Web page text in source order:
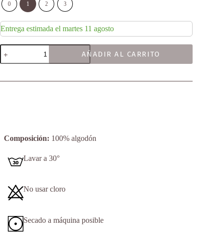
0 1 2 3
Entrega estimada el martes 11 agosto
Venice
cantidad
AÑADIR AL CARRITO
Composición: 100% algodón
Lavar a 30°
No usar cloro
Secado a máquina posible